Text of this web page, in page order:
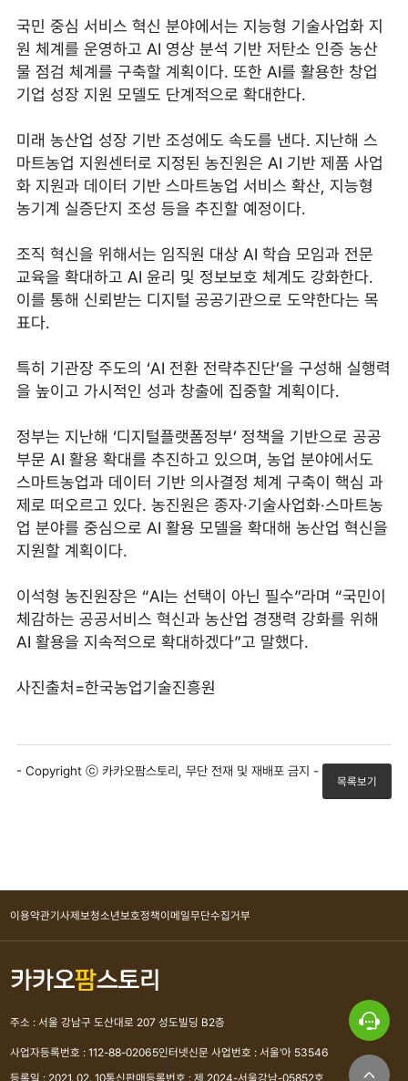
국민 중심 서비스 혁신 분야에서는 지능형 기술사업화 지
원 체계를 운영하고 AI 영상 분석 기반 저탄소 인증 농산
물 점검 체계를 구축할 계획이다. 또한 AI를 활용한 창업
기업 성장 지원 모델도 단계적으로 확대한다.
미래 농산업 성장 기반 조성에도 속도를 낸다. 지난해 스
마트농업 지원센터로 지정된 농진원은 AI 기반 제품 사업
화 지원과 데이터 기반 스마트농업 서비스 확산, 지능형
농기계 실증단지 조성 등을 추진할 예정이다.
조직 혁신을 위해서는 임직원 대상 AI 학습 모임과 전문
교육을 확대하고 AI 윤리 및 정보보호 체계도 강화한다.
이를 통해 신뢰받는 디지털 공공기관으로 도약한다는 목
표다.
특히 기관장 주도의 ‘AI 전환 전략추진단’을 구성해 실행력
을 높이고 가시적인 성과 창출에 집중할 계획이다.
정부는 지난해 ‘디지털플랫폼정부’ 정책을 기반으로 공공
부문 AI 활용 확대를 추진하고 있으며, 농업 분야에서도
스마트농업과 데이터 기반 의사결정 체계 구축이 핵심 과
제로 떠오르고 있다. 농진원은 종자·기술사업화·스마트농
업 분야를 중심으로 AI 활용 모델을 확대해 농산업 혁신을
지원할 계획이다.
이석형 농진원장은 “AI는 선택이 아닌 필수”라며 “국민이
체감하는 공공서비스 혁신과 농산업 경쟁력 강화를 위해
AI 활용을 지속적으로 확대하겠다”고 말했다.
사진출처=한국농업기술진흥원
- Copyright ⓒ 카카오팜스토리, 무단 전재 및 재배포 금지 -
목록보기
이용약관기사제보청소년보호정책이메일무단수집거부
주소 : 서울 강남구 도산대로 207 성도빌딩 B2층
사업자등록번호 : 112-88-02065인터넷신문 사업번호 : 서울'아 53546
등록일 : 2021. 02. 10통신판매등록번호 : 제 2024-서울강남-05852호